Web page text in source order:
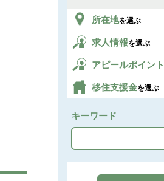
所在地を選ぶ
求人情報を選ぶ
アピールポイント
移住支援金を選ぶ
キーワード